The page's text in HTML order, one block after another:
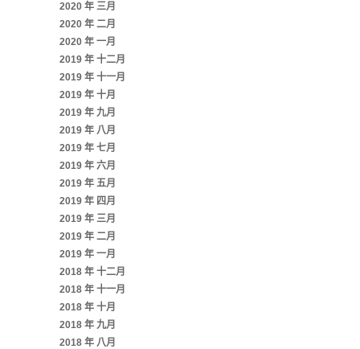
2020 年 三月
2020 年 二月
2020 年 一月
2019 年 十二月
2019 年 十一月
2019 年 十月
2019 年 九月
2019 年 八月
2019 年 七月
2019 年 六月
2019 年 五月
2019 年 四月
2019 年 三月
2019 年 二月
2019 年 一月
2018 年 十二月
2018 年 十一月
2018 年 十月
2018 年 九月
2018 年 八月